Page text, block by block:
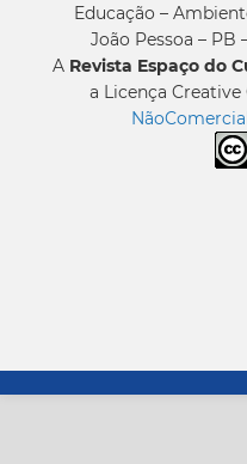
Educação –
João Pessoa – PB
A Revista Espaço do
a Licença